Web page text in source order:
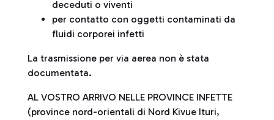
deceduti o viventi
per contatto con oggetti contaminati da
fluidi corporei infetti
La trasmissione per via aerea non è stata
documentata.
AL VOSTRO ARRIVO NELLE PROVINCE INFETTE
(province nord-orientali di Nord Kivue Ituri,